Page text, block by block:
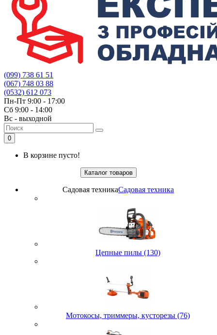
(099) 738 61 51
(067) 748 03 88
(0532) 612 073
Пн-Пт 9:00 - 17:00
Сб 9:00 - 14:00
Вс - выходной
0
В корзине пусто!
Каталог товаров
Садовая техникаСадовая техника
Цепные пилы (130)
Мотокосы, триммеры, кусторезы (76)